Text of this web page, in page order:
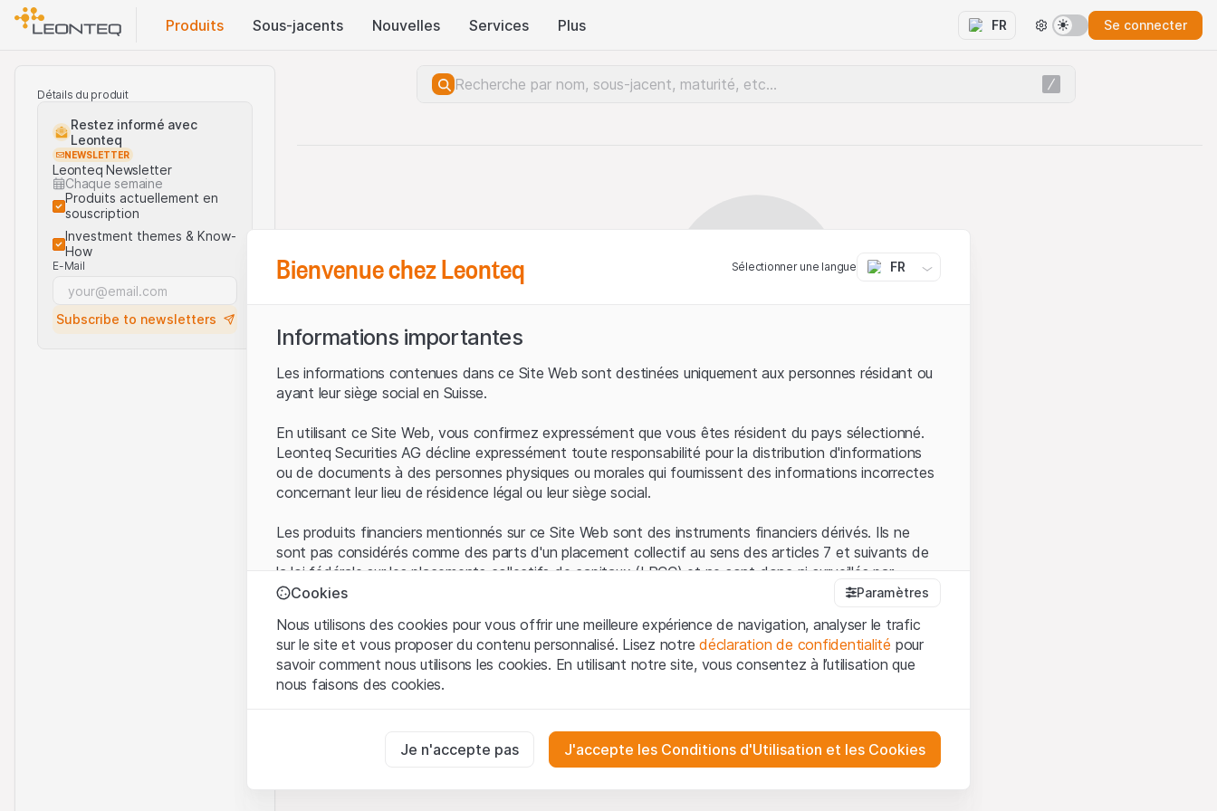
Produits Sous-jacents Nouvelles Services Plus FR Se connecter
Détails du produit
Restez informé avec
Leonteq
NEWSLETTER
Leonteq Newsletter
Chaque semaine
Produits actuellement en
souscription
Investment themes & Know-
How
E-Mail
Subscribe to newsletters
Bienvenue chez Leonteq Sélectionner une langue FR
Informations importantes
Les informations contenues dans ce Site Web sont destinées uniquement aux personnes résidant ou
ayant leur siège social en Suisse.
En utilisant ce Site Web, vous confirmez expressément que vous êtes résident du pays sélectionné.
Leonteq Securities AG décline expressément toute responsabilité pour la distribution d'informations
ou de documents à des personnes physiques ou morales qui fournissent des informations incorrectes
concernant leur lieu de résidence légal ou leur siège social.
Les produits financiers mentionnés sur ce Site Web sont des instruments financiers dérivés. Ils ne
sont pas considérés comme des parts d'un placement collectif au sens des articles 7 et suivants de
la loi fédérale sur les placements collectifs de capitaux (LPCC) et ne sont donc ni surveillés par
l'Autorité fédérale de surveillance des marchés financiers (FINMA) ni enregistrés auprès de la FINMA.
Conditions d'utilisation et informations juridiques
En utilisant le Site Web de Leonteq Securities AG (ci-après "Site Web"), vous confirmez que vous
avez compris et que vous acceptez les informations juridiques, les notes importantes et les
Tous les droits de propriété intellectuelle (par exemple, les droits d'auteur, de conception et de
Cookies Paramètres
Nous utilisons des cookies pour vous offrir une meilleure expérience de navigation, analyser le trafic
sur le site et vous proposer du contenu personnalisé. Lisez notredéclaration de confidentialité pour
savoir comment nous utilisons les cookies. En utilisant notre site, vous consentez à l’utilisation que
nous faisons des cookies.
Ces cookies sont nécessaires au bon fonctionnement du site Internet et ne peuvent pas être désactivés.
Je n'accepte pas J'accepte les Conditions d'Utilisation et les Cookies